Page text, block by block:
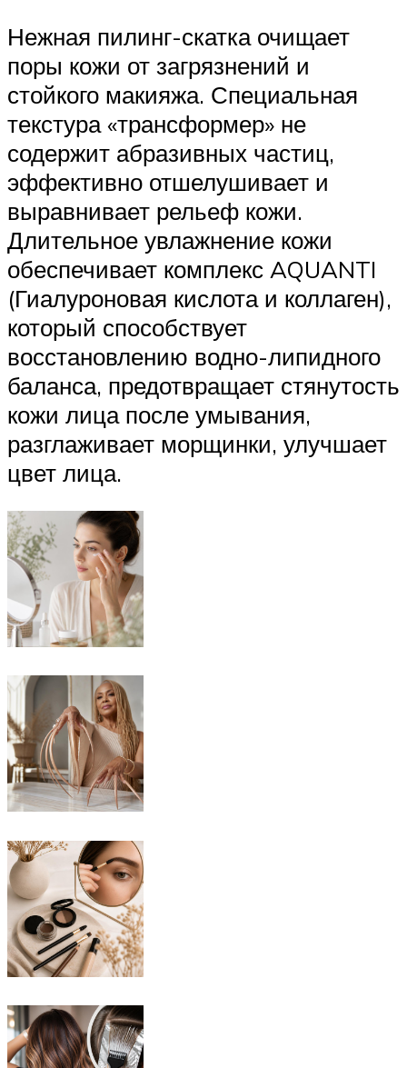
Нежная пилинг-скатка очищает
поры кожи от загрязнений и
стойкого макияжа. Специальная
текстура «трансформер» не
содержит абразивных частиц,
эффективно отшелушивает и
выравнивает рельеф кожи.
Длительное увлажнение кожи
обеспечивает комплекс AQUANTI
(Гиалуроновая кислота и коллаген),
который способствует
восстановлению водно-липидного
баланса, предотвращает стянутость
кожи лица после умывания,
разглаживает морщинки, улучшает
цвет лица.